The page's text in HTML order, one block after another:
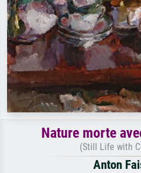
Nature morte
(Still Life with
Anton